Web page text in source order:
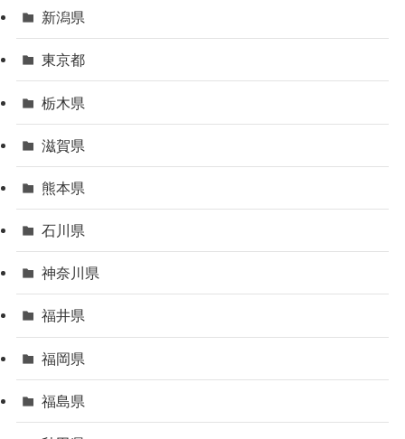
新潟県
東京都
栃木県
滋賀県
熊本県
石川県
神奈川県
福井県
福岡県
福島県